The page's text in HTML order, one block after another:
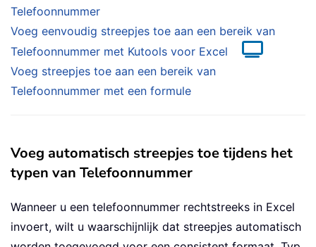
Telefoonnummer
Voeg eenvoudig streepjes toe aan een bereik van
Telefoonnummer met Kutools voor Excel
Voeg streepjes toe aan een bereik van
Telefoonnummer met een formule
Voeg automatisch streepjes toe tijdens het
typen van Telefoonnummer
Wanneer u een telefoonnummer rechtstreeks in Excel
invoert, wilt u waarschijnlijk dat streepjes automatisch